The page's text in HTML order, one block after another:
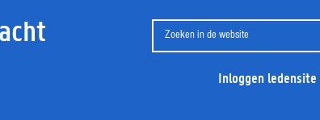
Inloggen ledensite